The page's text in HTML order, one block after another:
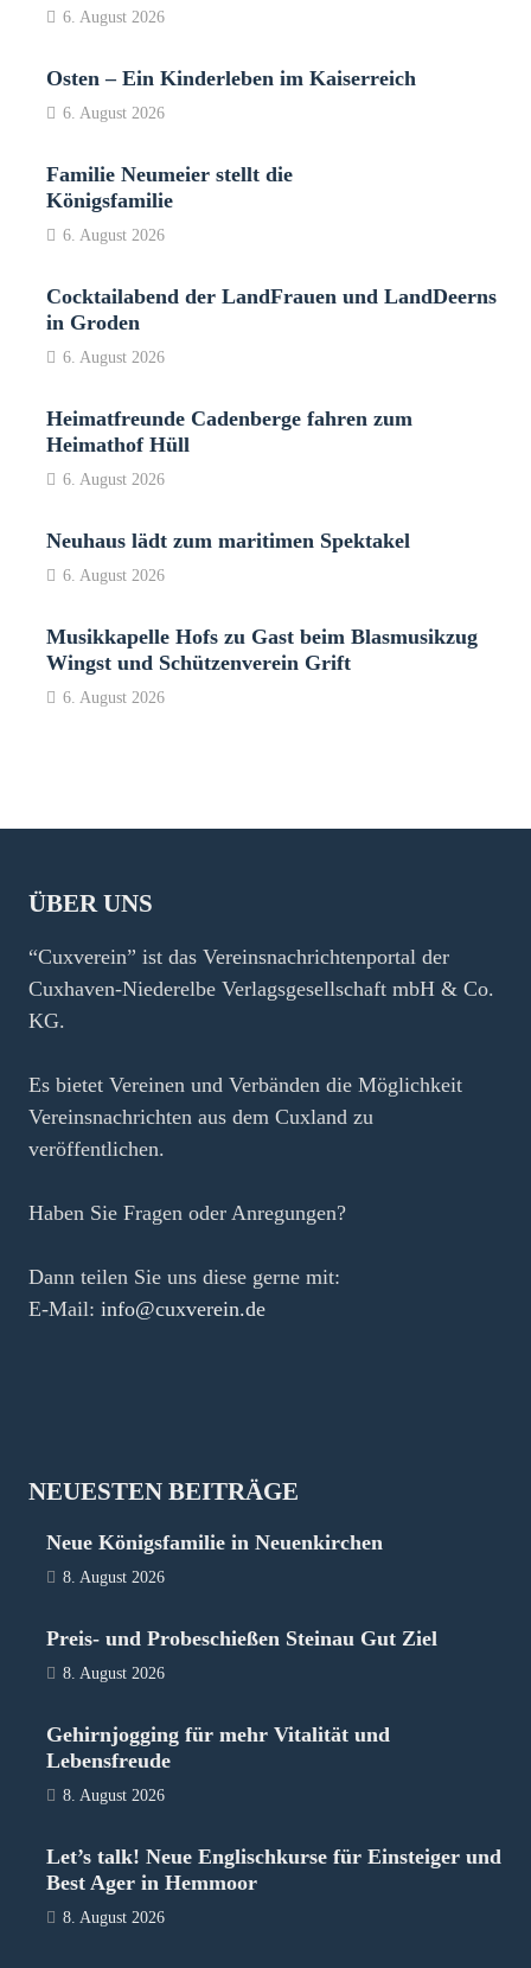
6. August 2026
Osten – Ein Kinderleben im Kaiserreich
6. August 2026
Familie Neumeier stellt die
Königsfamilie
6. August 2026
Cocktailabend der LandFrauen und LandDeerns
in Groden
6. August 2026
Heimatfreunde Cadenberge fahren zum
Heimathof Hüll
6. August 2026
Neuhaus lädt zum maritimen Spektakel
6. August 2026
Musikkapelle Hofs zu Gast beim Blasmusikzug
Wingst und Schützenverein Grift
6. August 2026
ÜBER UNS
“Cuxverein” ist das Vereinsnachrichtenportal der
Cuxhaven-Niederelbe Verlagsgesellschaft mbH & Co.
KG.
Es bietet Vereinen und Verbänden die Möglichkeit
Vereinsnachrichten aus dem Cuxland zu
veröffentlichen.
Haben Sie Fragen oder Anregungen?
Dann teilen Sie uns diese gerne mit:
E-Mail: info@cuxverein.de
NEUESTEN BEITRÄGE
Neue Königsfamilie in Neuenkirchen
8. August 2026
Preis- und Probeschießen Steinau Gut Ziel
8. August 2026
Gehirnjogging für mehr Vitalität und
Lebensfreude
8. August 2026
Let’s talk! Neue Englischkurse für Einsteiger und
Best Ager in Hemmoor
8. August 2026